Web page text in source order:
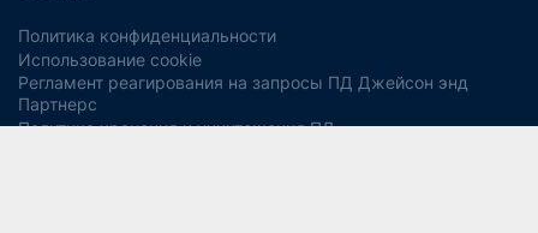
Политика конфиденциальности
Использование cookie
Регламент реагирования на запросы ПД Джейсон энд
Партнерс
Политика хранения и уничтожения ПД